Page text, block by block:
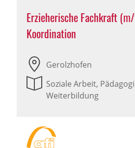
Erzieherische Fachkraft
Koordination
Gerolzhofen
Soziale Arbeit,
Weiterbildung